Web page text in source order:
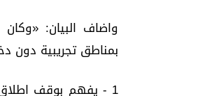
واضاف البيان: «وكان
بمناطق تجريبية دون
1 - يفهم بوقف